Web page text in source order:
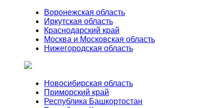
Воронежская область
Иркутская область
Краснодарский край
Москва и Московская область
Нижегородская область
Новосибирская область
Приморский край
Республика Башкортостан